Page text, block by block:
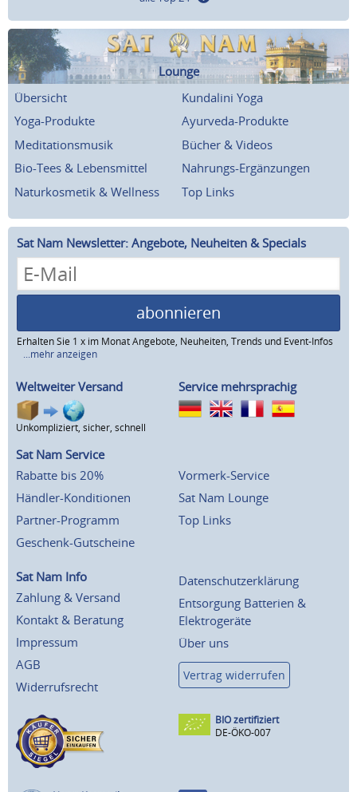
Lounge
Übersicht
Kundalini Yoga
Yoga-Produkte
Ayurveda-Produkte
Meditationsmusik
Bücher & Videos
Bio-Tees & Lebensmittel
Nahrungs-Ergänzungen
Naturkosmetik & Wellness
Top Links
Sat Nam Newsletter: Angebote, Neuheiten & Specials
abonnieren
Erhalten Sie 1 x im Monat Angebote, Neuheiten, Trends und Event-Infos
...mehr anzeigen
Weltweiter Versand
Unkompliziert, sicher, schnell
Service mehrsprachig
Sat Nam Service
Rabatte bis 20%
Händler-Konditionen
Partner-Programm
Geschenk-Gutscheine
Vormerk-Service
Sat Nam Lounge
Top Links
Sat Nam Info
Zahlung & Versand
Kontakt & Beratung
Impressum
AGB
Widerrufsrecht
Datenschutzerklärung
Entsorgung Batterien &
Elektrogeräte
Über uns
Vertrag widerrufen
BIO zertifiziert
DE-ÖKO-007